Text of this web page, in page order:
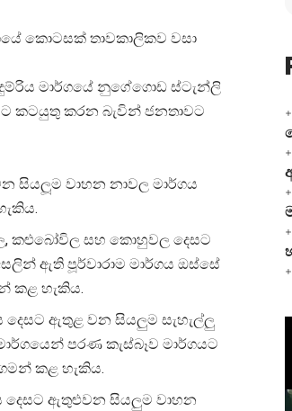
කොටසක් තාවකාලිකව වසා
දුම්රිය මාර්ගයේ නුගේගොඩ ස්ටැන්ලි
කටයුතු කරන බැවින් ජනතාවට
සියලූම වාහන නාවල මාර්ගය
කළුබෝවිල සහ කොහුවල දෙසට
ඇති පූර්වාරාම මාර්ගය ඔස්සේ
කළ හැකිය.
ඇතුළ වන සියලුම සැහැල්ලු
පරණ කැස්බෑව මාර්ගයට
කළ හැකිය.
දෙසට ඇතුළුවන සියලුම වාහන